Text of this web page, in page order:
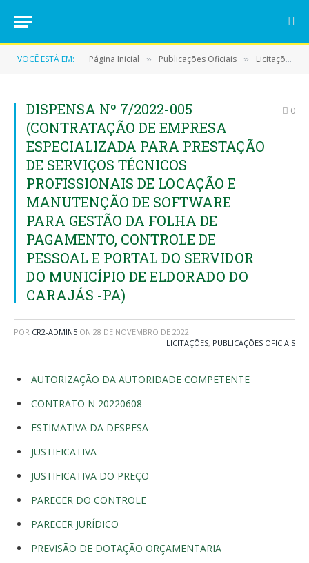
VOCÊ ESTÁ EM: Página Inicial » Publicações Oficiais » Licitações
DISPENSA Nº 7/2022-005
(CONTRATAÇÃO DE EMPRESA
ESPECIALIZADA PARA PRESTAÇÃO
DE SERVIÇOS TÉCNICOS
PROFISSIONAIS DE LOCAÇÃO E
MANUTENÇÃO DE SOFTWARE
PARA GESTÃO DA FOLHA DE
PAGAMENTO, CONTROLE DE
PESSOAL E PORTAL DO SERVIDOR
DO MUNICÍPIO DE ELDORADO DO
CARAJÁS -PA)
0
POR CR2-ADMIN5 ON 28 DE NOVEMBRO DE 2022
LICITAÇÕES, PUBLICAÇÕES OFICIAIS
AUTORIZAÇÃO DA AUTORIDADE COMPETENTE
CONTRATO N 20220608
ESTIMATIVA DA DESPESA
JUSTIFICATIVA
JUSTIFICATIVA DO PREÇO
PARECER DO CONTROLE
PARECER JURÍDICO
PREVISÃO DE DOTAÇÃO ORÇAMENTARIA